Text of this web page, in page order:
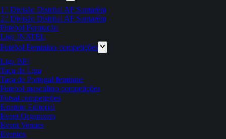
1.ª Divisão Distrital AF Santarém
2.ª Divisão Distrital AF Santarém
Futebol Formação
Liga INATEL
Futebol Feminino competições
Liga BPI
Taça da Liga
Taça de Portugal feminina
Futebol masculino competições
Futsal competições
Estatuto Editorial
Event Organizers
Event Venues
Eventos